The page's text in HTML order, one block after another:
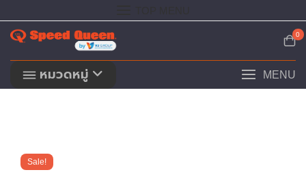
content
0
หมวดหมู่ MENU
Sale!